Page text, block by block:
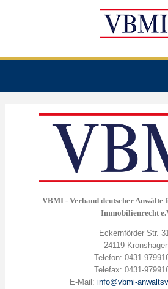
VBMI - Verband deutscher Anwälte
Immobilienrecht
Eckernförder Str.
24119
Telefon: 0431-
Telefax: 0431-
E-Mail: info@vbmi-